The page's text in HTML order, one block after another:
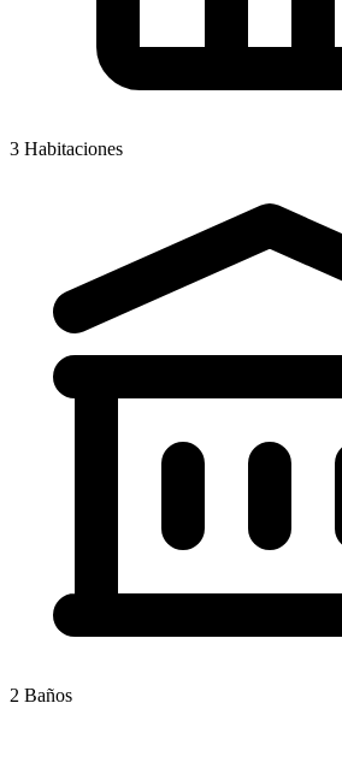
3 Habitaciones
2 Baños